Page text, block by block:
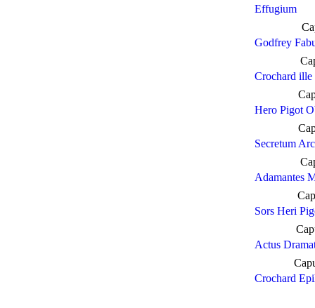
Effugium
Godfrey
Crochard
Hero Pigot
Secretum
Adamantes
Sors Heri
Actus
Crochard